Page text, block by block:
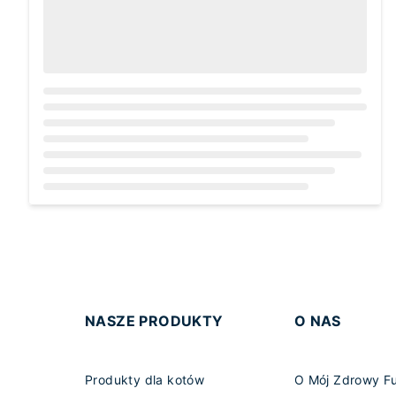
Loading...
NASZE PRODUKTY
Produkty dla kotów
O NAS
O Mój Zdrowy